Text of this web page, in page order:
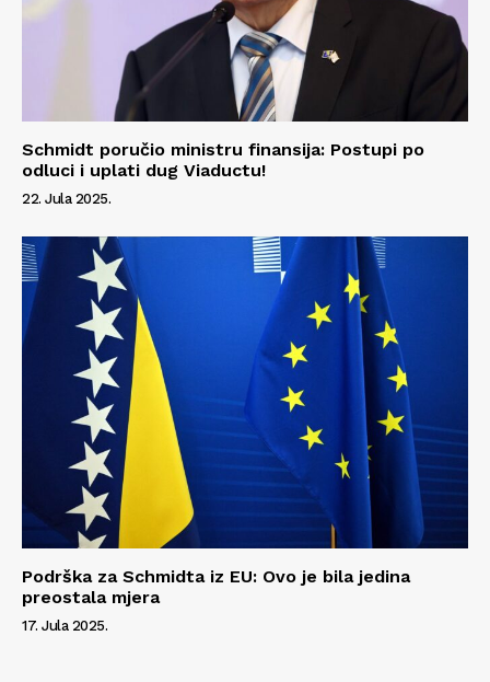
Schmidt poručio ministru finansija: Postupi po
odluci i uplati dug Viaductu!
22. Jula 2025.
Podrška za Schmidta iz EU: Ovo je bila jedina
preostala mjera
17. Jula 2025.